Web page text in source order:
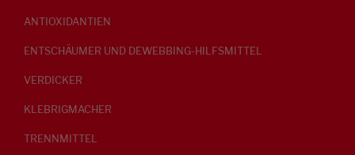
ANTIOXIDANTIEN
ENTSCHÄUMER UND DEWEBBING-HILFSMITTEL
VERDICKER
KLEBRIGMACHER
TRENNMITTEL